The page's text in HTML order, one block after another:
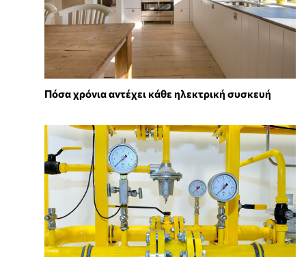
Πόσα χρόνια αντέχει κάθε ηλεκτρική συσκευή